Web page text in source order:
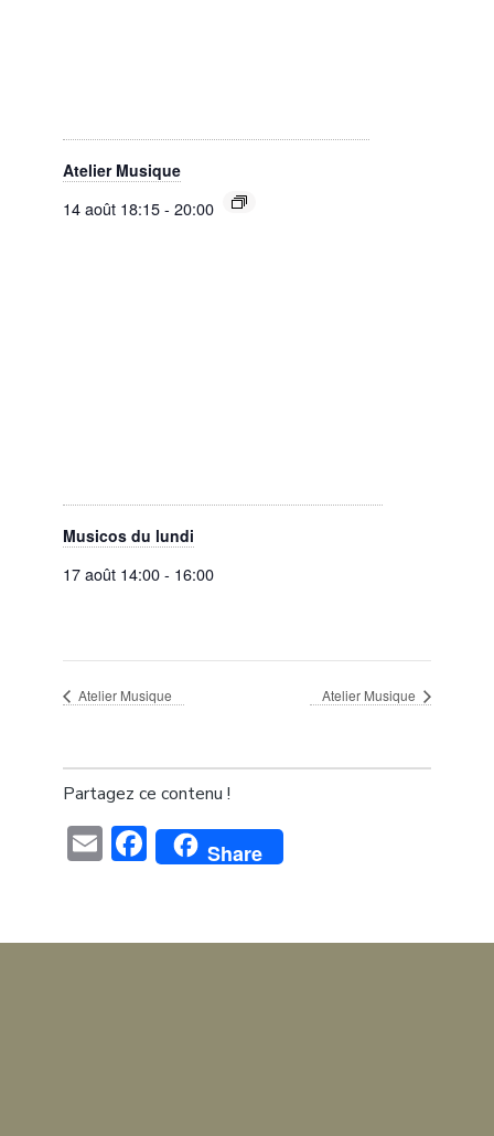
Atelier Musique
14 août 18:15 - 20:00
Musicos du lundi
17 août 14:00 - 16:00
Atelier Musique Atelier Musique
Partagez ce contenu !
EmailFacebook
Share